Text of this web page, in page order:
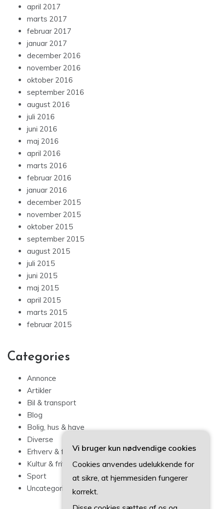
april 2017
marts 2017
februar 2017
januar 2017
december 2016
november 2016
oktober 2016
september 2016
august 2016
juli 2016
juni 2016
maj 2016
april 2016
marts 2016
februar 2016
januar 2016
december 2015
november 2015
oktober 2015
september 2015
august 2015
juli 2015
juni 2015
maj 2015
april 2015
marts 2015
februar 2015
Categories
Annonce
Artikler
Bil & transport
Blog
Bolig, hus & have
Diverse
Erhverv & forbrug
Kultur & fritid
Sport
Uncategorized
Vi bruger kun nødvendige cookies
Cookies anvendes udelukkende for
at sikre, at hjemmesiden fungerer
korrekt.